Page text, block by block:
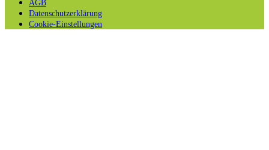
AGB
Datenschutzerklärung
Cookie-Einstellungen